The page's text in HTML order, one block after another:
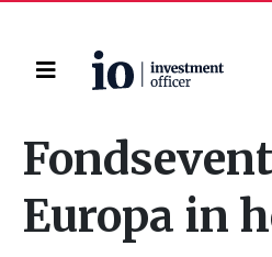
Home
Europa in